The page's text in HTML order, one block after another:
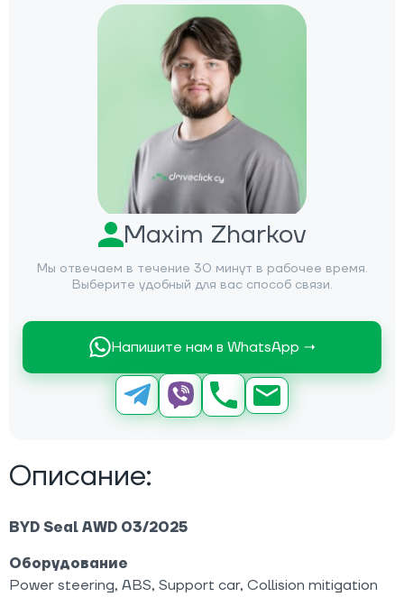
Maxim Zharkov
Мы отвечаем в течение 30 минут в рабочее время.
Выберите удобный для вас способ связи.
Напишите нам в WhatsApp →
Описание:
BYD Seal AWD 03/2025
Оборудование
Power steering, ABS, Support car, Collision mitigation